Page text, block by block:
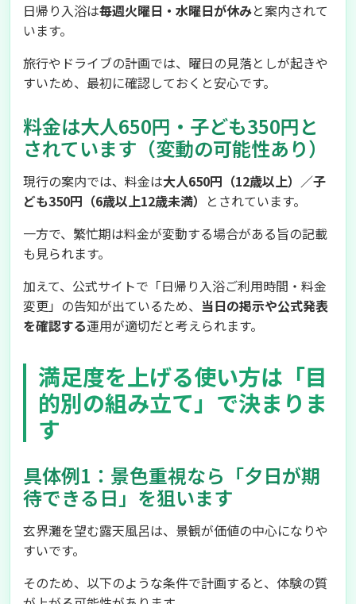
日帰り入浴は毎週火曜日・水曜日が休みと案内されて
います。
旅行やドライブの計画では、曜日の見落としが起きや
すいため、最初に確認しておくと安心です。
料金は大人650円・子ども350円と
されています（変動の可能性あり）
現行の案内では、料金は大人650円（12歳以上）／子
ども350円（6歳以上12歳未満） とされています。
一方で、繁忙期は料金が変動する場合がある旨の記載
も見られます。
加えて、公式サイトで「日帰り入浴ご利用時間・料金
変更」の告知が出ているため、 当日の掲示や公式発表
を確認する運用が適切だと考えられます。
満足度を上げる使い方は「目
的別の組み立て」で決まりま
す
具体例1：景色重視なら「夕日が期
待できる日」を狙います
玄界灘を望む露天風呂は、景観が価値の中心になりや
すいです。
そのため、以下のような条件で計画すると、体験の質